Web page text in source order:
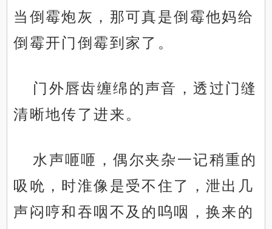
当倒霉炮灰，那可真是倒霉他妈给
倒霉开门倒霉到家了。
门外唇齿缠绵的声音，透过门缝
清晰地传了进来。
水声咂咂，偶尔夹杂一记稍重的
吸吮，时淮像是受不住了，泄出几
声闷哼和吞咽不及的呜咽，换来的